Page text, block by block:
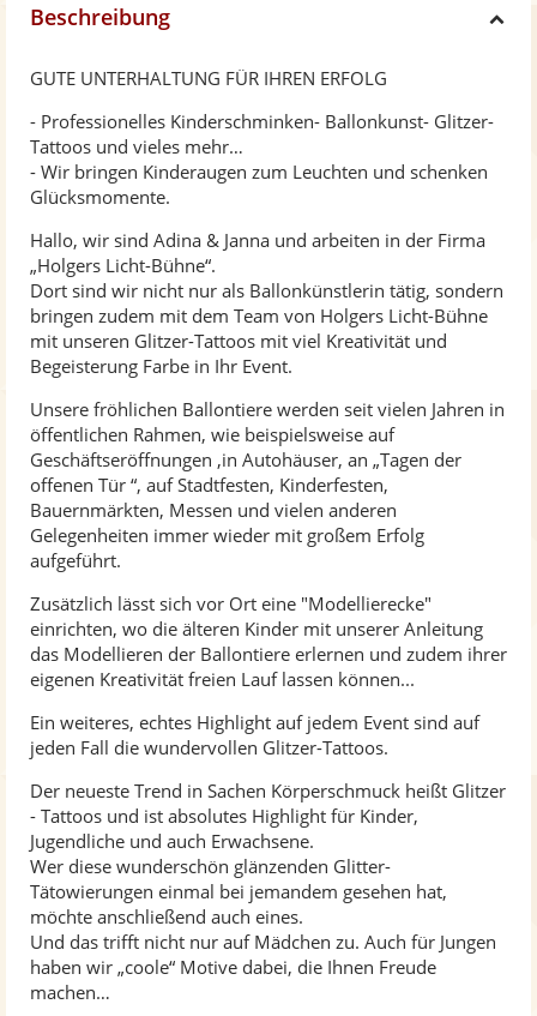
Beschreibung
GUTE UNTERHALTUNG FÜR IHREN ERFOLG
- Professionelles Kinderschminken- Ballonkunst- Glitzer-
Tattoos und vieles mehr…
- Wir bringen Kinderaugen zum Leuchten und schenken
Glücksmomente.
Hallo, wir sind Adina & Janna und arbeiten in der Firma
„Holgers Licht-Bühne“.
Dort sind wir nicht nur als Ballonkünstlerin tätig, sondern
bringen zudem mit dem Team von Holgers Licht-Bühne
mit unseren Glitzer-Tattoos mit viel Kreativität und
Begeisterung Farbe in Ihr Event.
Unsere fröhlichen Ballontiere werden seit vielen Jahren in
öffentlichen Rahmen, wie beispielsweise auf
Geschäftseröffnungen ,in Autohäuser, an „Tagen der
offenen Tür “, auf Stadtfesten, Kinderfesten,
Bauernmärkten, Messen und vielen anderen
Gelegenheiten immer wieder mit großem Erfolg
aufgeführt.
Zusätzlich lässt sich vor Ort eine "Modellierecke"
einrichten, wo die älteren Kinder mit unserer Anleitung
das Modellieren der Ballontiere erlernen und zudem ihrer
eigenen Kreativität freien Lauf lassen können...
Ein weiteres, echtes Highlight auf jedem Event sind auf
jeden Fall die wundervollen Glitzer-Tattoos.
Der neueste Trend in Sachen Körperschmuck heißt Glitzer
- Tattoos und ist absolutes Highlight für Kinder,
Jugendliche und auch Erwachsene.
Wer diese wunderschön glänzenden Glitter-
Tätowierungen einmal bei jemandem gesehen hat,
möchte anschließend auch eines.
Und das trifft nicht nur auf Mädchen zu. Auch für Jungen
haben wir „coole“ Motive dabei, die Ihnen Freude
machen…